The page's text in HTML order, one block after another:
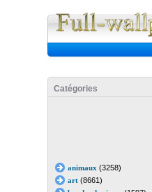
Catégories
animaux (3258)
art(8661)